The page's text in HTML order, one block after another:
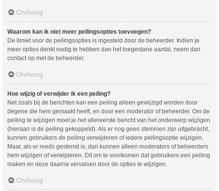
Omhoog
Waarom kan ik niet meer peilingsopties toevoegen?
De limiet voor de peilingsopties is ingesteld door de beheerder. Indien je
meer opties denkt nodig te hebben dan het toegestane aantal, neem dan
contact op met de beheerder.
Omhoog
Hoe wijzig of verwijder ik een peiling?
Net zoals bij de berichten kan een peiling alleen gewijzigd worden door
degene die hem gemaakt heeft, en door een moderator of beheerder. Om de
peiling te wijzigen moet je het allereerste bericht van het onderwerp wijzigen
(hieraan is de peiling gekoppeld). Als er nog geen stemmen zijn uitgebracht,
kunnen gebruikers de peiling verwijderen of iedere peilingsoptie wijzigen.
Maar, als er reeds gestemd is, dan kunnen alleen moderators of beheerders
hem wijzigen of verwijderen. Dit om te voorkomen dat gebruikers een peiling
maken en deze daarna vervalsen door de opties te wijzigen.
Omhoog